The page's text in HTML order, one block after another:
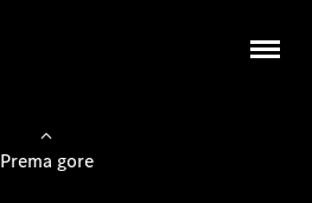
Prema gore